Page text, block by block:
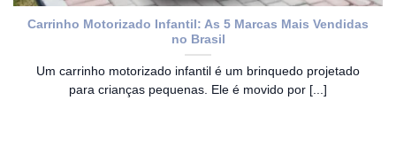
Carrinho Motorizado Infantil: As 5 Marcas Mais Vendidas
no Brasil
Um carrinho motorizado infantil é um brinquedo projetado
para crianças pequenas. Ele é movido por [...]